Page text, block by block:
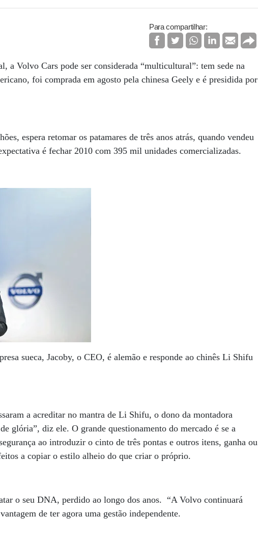
Para compartilhar:
a Volvo Cars pode ser considerada “multicultural”: tem sede na
foi comprada em agosto pela chinesa Geely e é presidida por
espera retomar os patamares de três anos atrás, quando vendeu
é fechar 2010 com 395 mil unidades comercializadas.
sueca, Jacoby, o CEO, é alemão e responde ao chinês Li Shifu
a acreditar no mantra de Li Shifu, o dono da montadora
glória”, diz ele. O grande questionamento do mercado é se a
ao introduzir o cinto de três pontas e outros itens, ganha ou
a copiar o estilo alheio do que criar o próprio.
o seu DNA, perdido ao longo dos anos. “A Volvo continuará
de ter agora uma gestão independente.